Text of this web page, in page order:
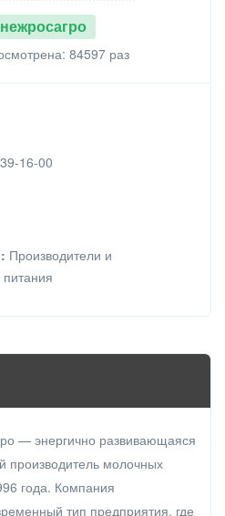
84597 раз
16-00
Производители и
— энергично развивающаяся
производитель молочных
года. Компания
тип предприятия, где